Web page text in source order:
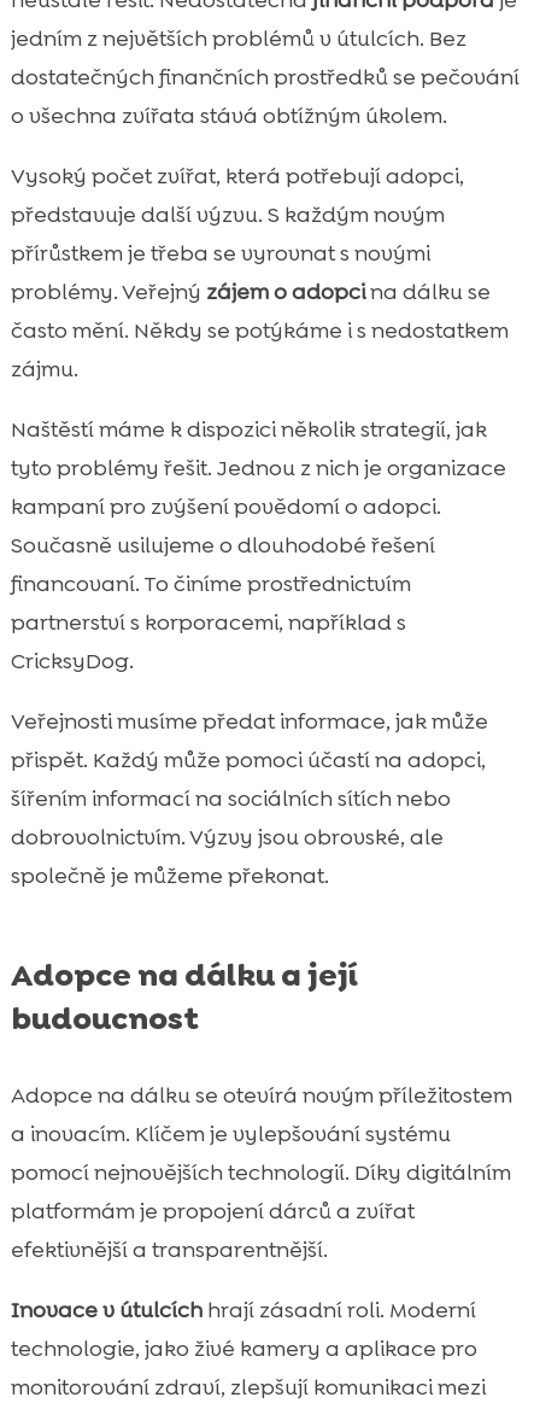
jedním z největších problémů v útulcích. Bez
dostatečných finančních prostředků se pečování
o všechna zvířata stává obtížným úkolem.
Vysoký počet zvířat, která potřebují adopci,
představuje další výzvu. S každým novým
přírůstkem je třeba se vyrovnat s novými
problémy. Veřejný zájem o adopcina dálku se
často mění. Někdy se potýkáme i s nedostatkem
zájmu.
Naštěstí máme k dispozici několik strategií, jak
tyto problémy řešit. Jednou z nich je organizace
kampaní pro zvýšení povědomí o adopci.
Současně usilujeme o dlouhodobé řešení
financovaní. To činíme prostřednictvím
partnerství s korporacemi, například s
CricksyDog.
Veřejnosti musíme předat informace, jak může
přispět. Každý může pomoci účastí na adopci,
šířením informací na sociálních sítích nebo
dobrovolnictvím. Výzvy jsou obrovské, ale
společně je můžeme překonat.
Adopce na dálku a její
budoucnost
Adopce na dálku se otevírá novým příležitostem
a inovacím. Klíčem je vylepšování systému
pomocí nejnovějších technologií. Díky digitálním
platformám je propojení dárců a zvířat
efektivnější a transparentnější.
Inovace v útulcíchhrají zásadní roli. Moderní
technologie, jako živé kamery a aplikace pro
monitorování zdraví, zlepšují komunikaci mezi